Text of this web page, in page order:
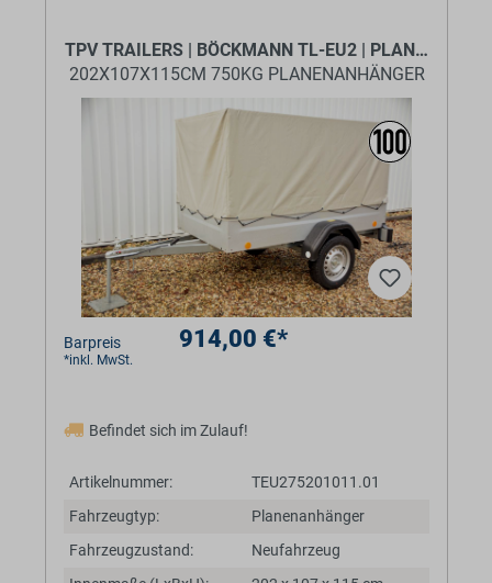
TPV TRAILERS | BÖCKMANN TL-EU2 | PLANE | GRAU
202X107X115CM 750KG PLANENANHÄNGER
Barpreis 914,00 €*
*inkl. MwSt.
Befindet sich im Zulauf!
Artikelnummer:
TEU275201011.01
Fahrzeugtyp:
Planenanhänger
Fahrzeugzustand:
Neufahrzeug